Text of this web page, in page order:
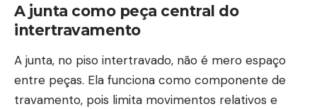
A junta como peça central do
intertravamento
A junta, no piso intertravado, não é mero espaço
entre peças. Ela funciona como componente de
travamento, pois limita movimentos relativos e